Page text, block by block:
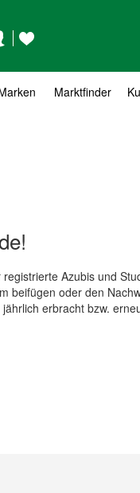
Wunschzettel
Marktfinder
Azubis und
beifügen oder den
erbracht bzw.